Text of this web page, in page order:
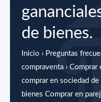
en
el
Registro
de
de bienes.
Inicio › Preguntas
compraventa ›
comprar en sociedad
bienes Comprar en